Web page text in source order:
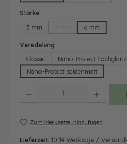
Stärke
3 mm
(Diese Option ist zurzeit
6 mm
Veredelung
Classic
Nano-Protect hochglanz
Nano-Protect seidenmatt
Zum Merkzettel hinzufügen
Lieferzeit: 10-14 Werktage /